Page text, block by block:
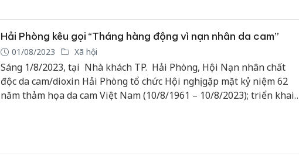
Hải Phòng kêu gọi “Tháng hàng động vì nạn nhân da cam”
01/08/2023 Xã hội
Sáng 1/8/2023, tại Nhà khách TP. Hải Phòng, Hội Nạn nhân chất
độc da cam/dioxin Hải Phòng tổ chức Hội nghị gặp mặt kỷ niệm 62
năm thảm họa da cam Việt Nam (10/8/1961 – 10/8/2023); triển khai